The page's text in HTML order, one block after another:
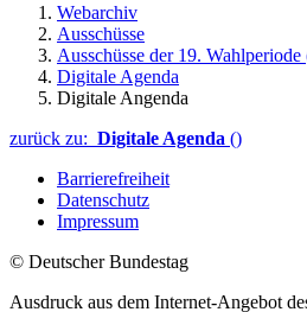
Webarchiv
Ausschüsse
Ausschüsse der 19.
Digitale Agenda
Digitale Angenda
zurück zu: Digitale Agenda ()
Barrierefreiheit
Datenschutz
Impressum
© Deutscher Bundestag
Ausdruck aus dem Internet-Angebot